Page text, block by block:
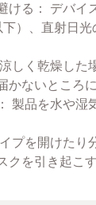
ける： デバイ
下）、直射日
しく乾燥した
かないところ
製品を水や湿
プを開けたり
クを引き起こ